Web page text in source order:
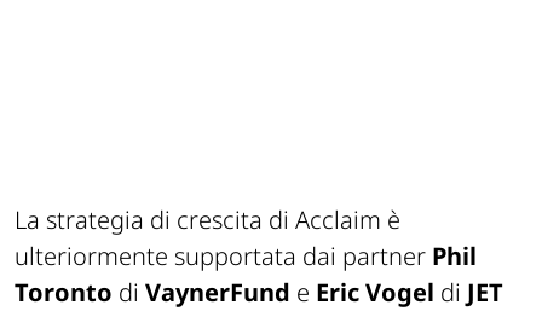
La strategia di crescita di Acclaim è
ulteriormente supportata dai partner Phil
Toronto di VaynerFund e Eric Vogel di JET